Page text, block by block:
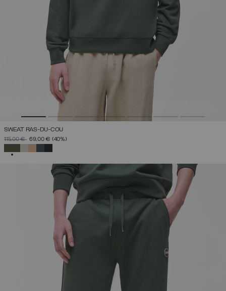
SWEAT RAS-DU-COU
PRIX RÉDUIT DE
115,00 €À69,00 € (40%)